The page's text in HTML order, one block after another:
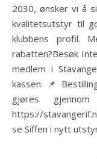
2030, ønsker vi å
kvalitetsutstyr til
klubbens profil.
rabatten?Besøk
medlem i
kassen. 📌
gjøres
https://
se Siffen i nytt